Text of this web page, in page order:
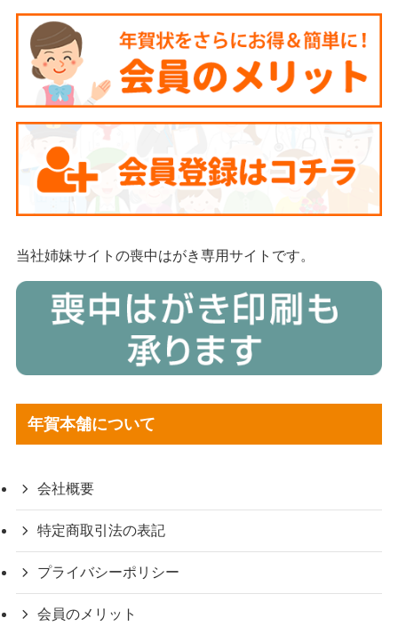
当社姉妹サイトの喪中はがき専用サイトです。
年賀本舗について
会社概要
特定商取引法の表記
プライバシーポリシー
会員のメリット